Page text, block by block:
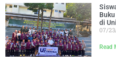
di
07/
Read